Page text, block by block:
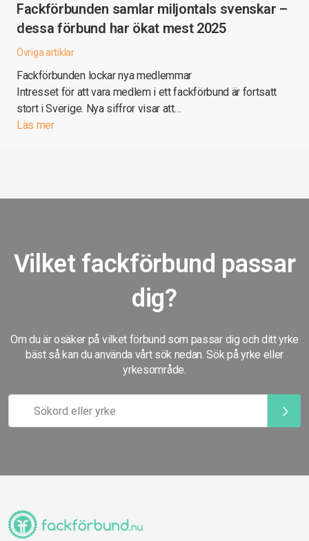
Fackförbunden samlar miljontals svenskar –
dessa förbund har ökat mest 2025
Övriga artiklar
Fackförbunden lockar nya medlemmar
Intresset för att vara medlem i ett fackförbund är fortsatt
stort i Sverige. Nya siffror visar att…
Läs mer
Vilket fackförbund passar
dig?
Om du är osäker på vilket förbund som passar dig och ditt yrke
bäst så kan du använda vårt sök nedan. Sök på yrke eller
yrkesområde.